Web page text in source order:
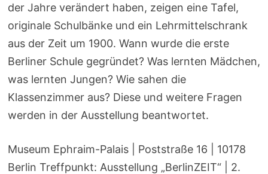
der Jahre verändert haben, zeigen eine Tafel,
originale Schulbänke und ein Lehrmittelschrank
aus der Zeit um 1900. Wann wurde die erste
Berliner Schule gegründet? Was lernten Mädchen,
was lernten Jungen? Wie sahen die
Klassenzimmer aus? Diese und weitere Fragen
werden in der Ausstellung beantwortet.
Museum Ephraim-Palais | Poststraße 16 | 10178
Berlin Treffpunkt: Ausstellung „BerlinZEIT“ | 2.